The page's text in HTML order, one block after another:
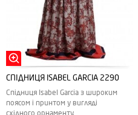
СПІДНИЦЯ ISABEL GARCIA 2290
Спідниця Isabel Garcia з широким
поясом і принтом у вигляді
східного орнаменту.